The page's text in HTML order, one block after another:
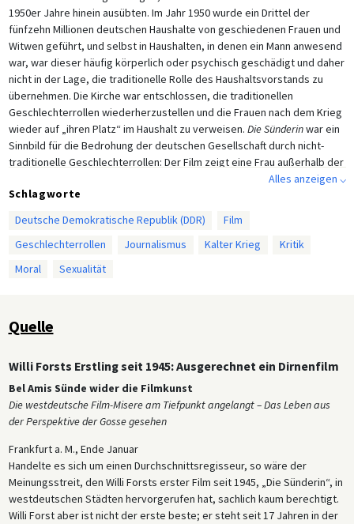
1950er Jahre hinein ausübten. Im Jahr 1950 wurde ein Drittel der
fünfzehn Millionen deutschen Haushalte von geschiedenen Frauen und
Witwen geführt, und selbst in Haushalten, in denen ein Mann anwesend
war, war dieser häufig körperlich oder psychisch geschädigt und daher
nicht in der Lage, die traditionelle Rolle des Haushaltsvorstands zu
übernehmen. Die Kirche war entschlossen, die traditionellen
Geschlechterrollen wiederherzustellen und die Frauen nach dem Krieg
wieder auf „ihren Platz“ im Haushalt zu verweisen. Die Sünderinwar ein
Sinnbild für die Bedrohung der deutschen Gesellschaft durch nicht-
traditionelle Geschlechterrollen: Der Film zeigt eine Frau außerhalb der
traditionellen Familienverhältnisse, die eine gewisse wirtschaftliche
Unabhängigkeit erlangt hat und ihre Sexualität selbst bestimmt (und
manchmal auch vermarktet). Die Debatte, die der Film auslöste, drehte
sich insofern nicht nur um den Film, sondern auch um die Rolle, welche
die Frauen im Nachkriegsdeutschland einnehmen würden.
Alles anzeigen ⌵
Schlagworte
Deutsche Demokratische Republik (DDR)
Film
Geschlechterrollen
Journalismus Kalter Krieg
Kritik
Moral
Sexualität
Quelle
Willi Forsts Erstling seit 1945: Ausgerechnet ein Dirnenfilm
Bel Amis Sünde wider die Filmkunst
Die westdeutsche Film-Misere am Tiefpunkt angelangt – Das Leben aus
der Perspektive der Gosse gesehen
Frankfurt a. M., Ende Januar
Handelte es sich um einen Durchschnittsregisseur, so wäre der
Meinungsstreit, den Willi Forsts erster Film seit 1945, „Die Sünderin“, in
westdeutschen Städten hervorgerufen hat, sachlich kaum berechtigt.
Willi Forst aber ist nicht der erste beste; er steht seit 17 Jahren in der